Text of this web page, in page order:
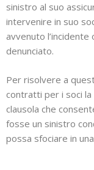
sinistro al suo
intervenire in suo
avvenuto l’incidente
denunciato.
Per risolvere a
contratti per i soci
clausola che
fosse un sinistro
possa sfociare in